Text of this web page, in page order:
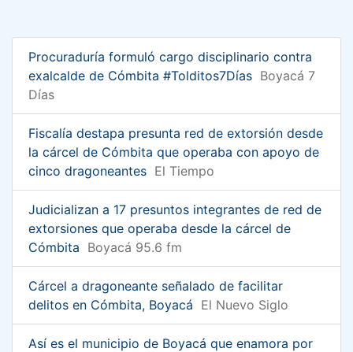
Procuraduría formuló cargo disciplinario contra
exalcalde de Cómbita #Tolditos7Días Boyacá 7
Días
Fiscalía destapa presunta red de extorsión desde
la cárcel de Cómbita que operaba con apoyo de
cinco dragoneantes El Tiempo
Judicializan a 17 presuntos integrantes de red de
extorsiones que operaba desde la cárcel de
Cómbita Boyacá 95.6 fm
Cárcel a dragoneante señalado de facilitar
delitos en Cómbita, Boyacá El Nuevo Siglo
Así es el municipio de Boyacá que enamora por